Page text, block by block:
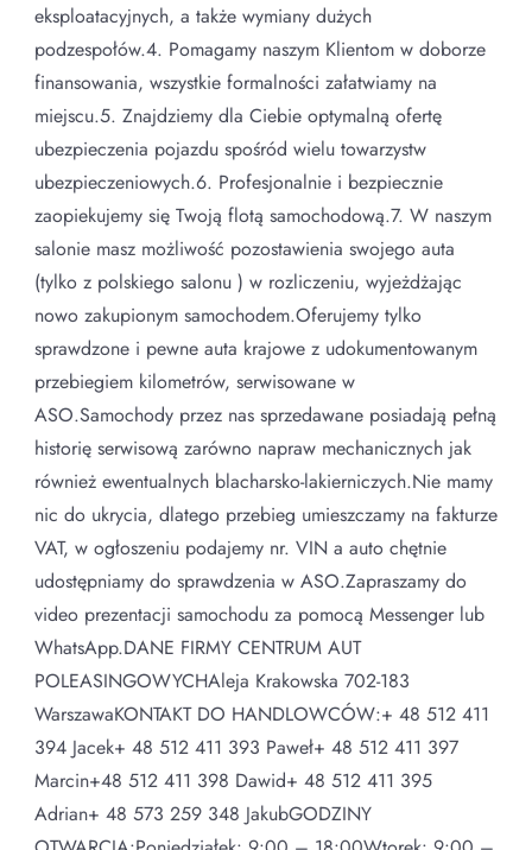
eksploatacyjnych, a także wymiany dużych
podzespołów.4. Pomagamy naszym Klientom w doborze
finansowania, wszystkie formalności załatwiamy na
miejscu.5. Znajdziemy dla Ciebie optymalną ofertę
ubezpieczenia pojazdu spośród wielu towarzystw
ubezpieczeniowych.6. Profesjonalnie i bezpiecznie
zaopiekujemy się Twoją flotą samochodową.7. W naszym
salonie masz możliwość pozostawienia swojego auta
(tylko z polskiego salonu ) w rozliczeniu, wyjeżdżając
nowo zakupionym samochodem.Oferujemy tylko
sprawdzone i pewne auta krajowe z udokumentowanym
przebiegiem kilometrów, serwisowane w
ASO.Samochody przez nas sprzedawane posiadają pełną
historię serwisową zarówno napraw mechanicznych jak
również ewentualnych blacharsko-lakierniczych.Nie mamy
nic do ukrycia, dlatego przebieg umieszczamy na fakturze
VAT, w ogłoszeniu podajemy nr. VIN a auto chętnie
udostępniamy do sprawdzenia w ASO.Zapraszamy do
video prezentacji samochodu za pomocą Messenger lub
WhatsApp.DANE FIRMY CENTRUM AUT
POLEASINGOWYCHAleja Krakowska 702-183
WarszawaKONTAKT DO HANDLOWCÓW:+ 48 512 411
394 Jacek+ 48 512 411 393 Paweł+ 48 512 411 397
Marcin+48 512 411 398 Dawid+ 48 512 411 395
Adrian+ 48 573 259 348 JakubGODZINY